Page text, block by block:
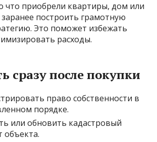
что приобрели квартиры, дом или
заранее построить грамотную
Это поможет избежать
расходы.
сразу после покупки
право собственности в
порядке.
или обновить кадастровый
объекта.